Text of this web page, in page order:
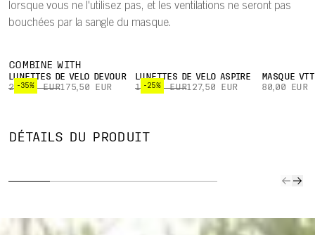
lorsque vous ne l'utilisez pas, et les ventilations ne seront pas
bouchées par la sangle du masque.
COMBINE WITH
-35%
LUNETTES DE VÉLO DEVOUR
270,00 EUR175,50 EUR -25%
LUNETTES DE VÉLO ASPIRE
170,00 EUR127,50 EUR
MASQUE
80,00 EUR
DÉTAILS DU PRODUIT
VENTILATION
ININTERROMPUE
masque ne
recouvre aucun
PONTS EN
ARAMIDE
puce d’ID
médical NFC
d’un